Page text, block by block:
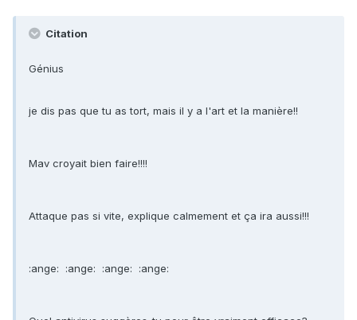
Citation
Génius
je dis pas que tu as tort, mais il y a l'art et la manière!!
Mav croyait bien faire!!!!
Attaque pas si vite, explique calmement et ça ira aussi!!!
:ange: :ange: :ange: :ange: